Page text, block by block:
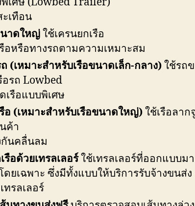
เทือน
าดใหญ่ใช้เครนยกเรือ
อหรือทางรถตามความเหมาะสม
(เหมาะสำหรับเรือขนาดเล็ก-กลาง)ใช้รถ
รถ Lowbed
รือแบบพิเศษ
อ (เหมาะสำหรับเรือขนาดใหญ่)ใช้เรือลาก
ค้า
นคลื่นลม
รือด้วยเทรลเลอร์ใช้เทรลเลอร์ที่ออกแบบม
ดยเฉพาะ ซึ่งมีทั้งแบบให้บริการรับจ้างขนส่
ทรลเลอร์